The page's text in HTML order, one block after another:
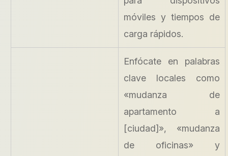
móviles y tiempos de
carga rápidos.
Enfócate en palabras
clave locales como
«mudanza de
apartamento a
[ciudad]», «mudanza
de oficinas» y